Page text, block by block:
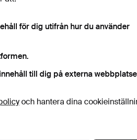
inspiration. Om du ångrar dig kan du
användarvillkoren,
av
för dig utifrån hur du använder
till dig på externa
och hantera dina